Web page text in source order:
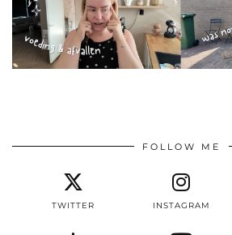
FOLLOW ME
TWITTER INSTAGRAM